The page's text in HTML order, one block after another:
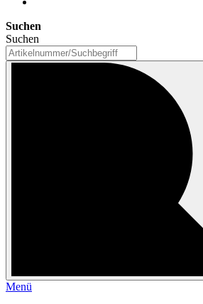
Suchen
Suchen
Menü